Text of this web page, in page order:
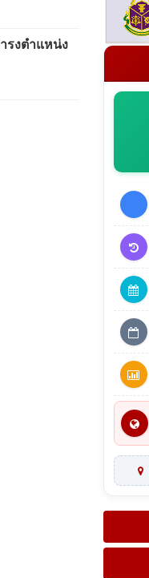
รงตำแหน่ง